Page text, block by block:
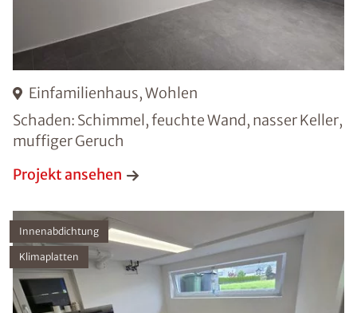
Einfamilienhaus, Wohlen
Schaden: Schimmel, feuchte Wand, nasser Keller,
muffiger Geruch
Projekt ansehen
Innenabdichtung
Klimaplatten